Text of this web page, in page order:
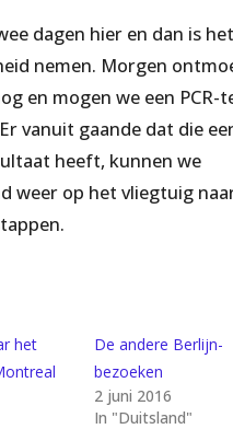
dagen hier en dan is het
nemen. Morgen
en mogen we een PCR-
vanuit gaande dat die
heeft, kunnen we
weer op het vliegtuig
het
De andere Berlijn-
bezoeken
2 juni 2016
In "Duitsland"